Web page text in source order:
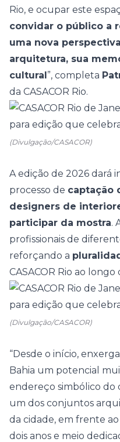
Rio, e ocupar este
convidar o público a
uma nova
arquitetura, sua
cultural”, completa
da CASACOR Rio.
(Divulgação/CASACOR)
A edição de 2026 dará
processo de captação
designers de
participar da mostra.
profissionais de
reforçando a
CASACOR Rio ao longo
(Divulgação/CASACOR)
“Desde o início,
Bahia um potencial
endereço simbólico do
um dos conjuntos
da cidade, em frente
dois anos e meio